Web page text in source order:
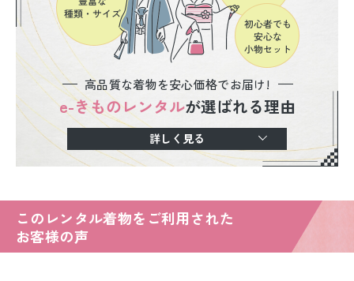
高品質な着物を安心価格でお届け!
e-きものレンタルが選ばれる理由
詳しく見る
このレンタル着物をご利用された
お客様の声